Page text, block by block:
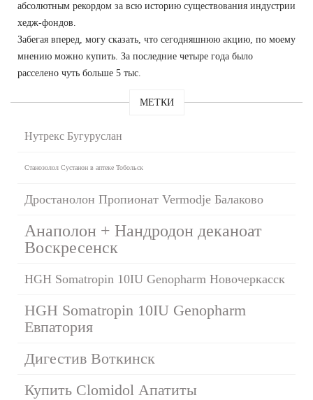
абсолютным рекордом за всю историю существования индустрии
хедж-фондов.
Забегая вперед, могу сказать, что сегодняшнюю акцию, по моему
мнению можно купить. За последние четыре года было
расселено чуть больше 5 тыс.
МЕТКИ
Нутрекс Бугуруслан
Станозолол Сустанон в аптеке Тобольск
Дростанолон Пропионат Vermodje Балаково
Анаполон + Нандродон деканоат
Воскресенск
HGH Somatropin 10IU Genopharm Новочеркасск
HGH Somatropin 10IU Genopharm
Евпатория
Дигестив Воткинск
Купить Clomidol Апатиты